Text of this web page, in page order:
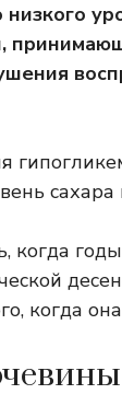
когда
когда